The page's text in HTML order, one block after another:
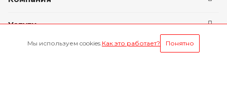
Услуги
Условия оплаты
Мы используем cookies.Как это работает? Понятно